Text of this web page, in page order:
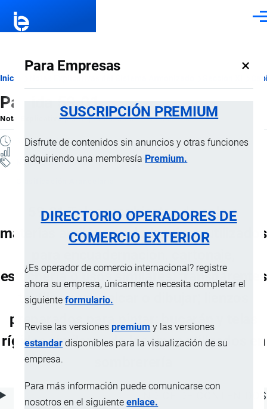
Para Empresas ×
SUSCRIPCIÓN PREMIUM
Disfrute de contenidos sin anuncios y otras funciones
adquiriendo una membresía Premium.
DIRECTORIO OPERADORES DE
COMERCIO EXTERIOR
¿Es operador de comercio internacional? registre
ahora su empresa, únicamente necesita completar el
siguienteformulario.
Revise las versionespremium y las versiones
estandar disponibles para la visualización de su
empresa.
Para más información puede comunicarse con
nosotros en el siguienteenlace.
Ruta
de
navegación
Inicio
Partida 59.01
Nota ExplicativaporImportaciones …, 20 Julio, 2024
3 MINUTOS
Notas Explicativas
59.01 Telas recubiertas de cola o
materias amiláceas, de los tipos utilizados
estuchería o usos similares; transparentes
textiles para calcar o dibujar; lienzos
preparados para pintar; bucarán y telas
rígidas similares de los tipos utilizados en
ÍNDICE DE CONTENIDOS